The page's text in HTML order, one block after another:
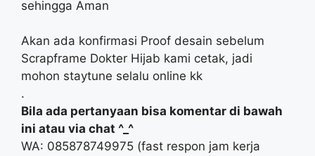
sehingga Aman
Akan ada konfirmasi Proof desain sebelum
Scrapframe Dokter Hijab kami cetak, jadi
mohon staytune selalu online kk
.
Bila ada pertanyaan bisa komentar di bawah
ini atau via chat ^_^
WA: 085878749975 (fast respon jam kerja